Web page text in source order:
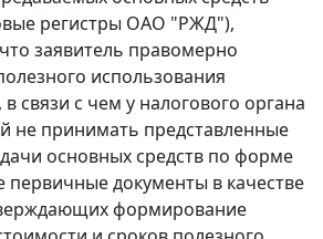
регистры ОАО "РЖД"),
заявитель правомерно
использования
связи с чем у налогового органа
не принимать представленные
основных средств по форме
первичные документы в качестве
формирование